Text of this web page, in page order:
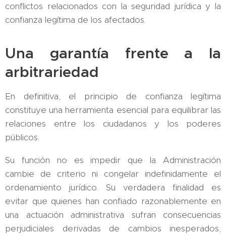
conflictos relacionados con la seguridad jurídica y la
confianza legítima de los afectados.
Una garantía frente a la
arbitrariedad
En definitiva, el principio de confianza legítima
constituye una herramienta esencial para equilibrar las
relaciones entre los ciudadanos y los poderes
públicos.
Su función no es impedir que la Administración
cambie de criterio ni congelar indefinidamente el
ordenamiento jurídico. Su verdadera finalidad es
evitar que quienes han confiado razonablemente en
una actuación administrativa sufran consecuencias
perjudiciales derivadas de cambios inesperados,